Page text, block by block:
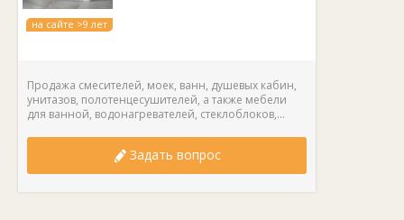
на сайте >9 лет
Продажа смесителей, моек, ванн, душевых кабин,
унитазов, полотенцесушителей, а также мебели
для ванной, водонагревателей, стеклоблоков,...
Задать вопрос